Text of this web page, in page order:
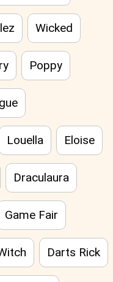
Wicked
Poppy
Louella Eloise
Draculaura
Game Fair
Darts Rick